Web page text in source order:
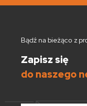
Bądź na bieżąco z
Zapisz się
do naszego